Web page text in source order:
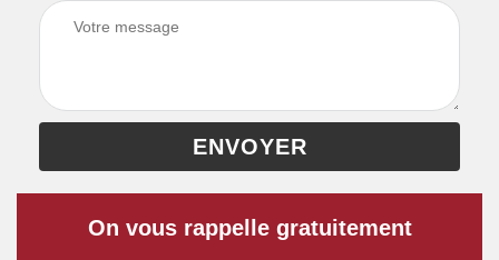
On vous rappelle gratuitement